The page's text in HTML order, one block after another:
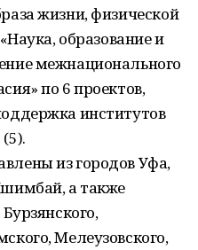
жизни, физической
образование и
межнационального
по 6 проектов,
институтов
из городов Уфа,
а также
Мелеузовского,